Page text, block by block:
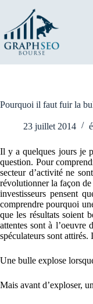
contenu
Pourquoi il faut fuir la
23 juillet 2014
Il y a quelques jours je
question. Pour
secteur d’activité ne
révolutionner la façon de
investisseurs pensent
comprendre pourquoi
que les résultats soient
attentes sont à l’oeuvre
spéculateurs sont
Une bulle explose
Mais avant d’exploser,